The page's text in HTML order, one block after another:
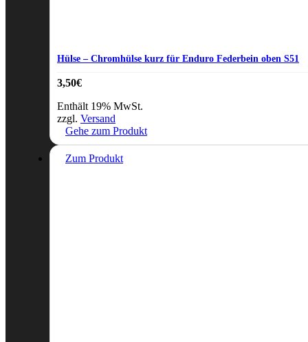
Hülse – Chromhülse kurz für Enduro Federbein oben S51
3,50€
Enthält 19% MwSt.
zzgl. Versand
Gehe zum Produkt
Zum Produkt